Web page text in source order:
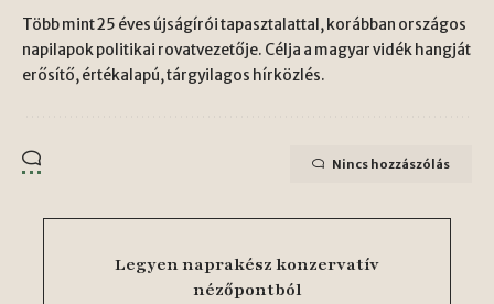
Több mint 25 éves újságírói tapasztalattal, korábban országos
napilapok politikai rovatvezetője. Célja a magyar vidék hangját
erősítő, értékalapú, tárgyilagos hírközlés.
Nincs hozzászólás
Legyen naprakész konzervatív
nézőpontból